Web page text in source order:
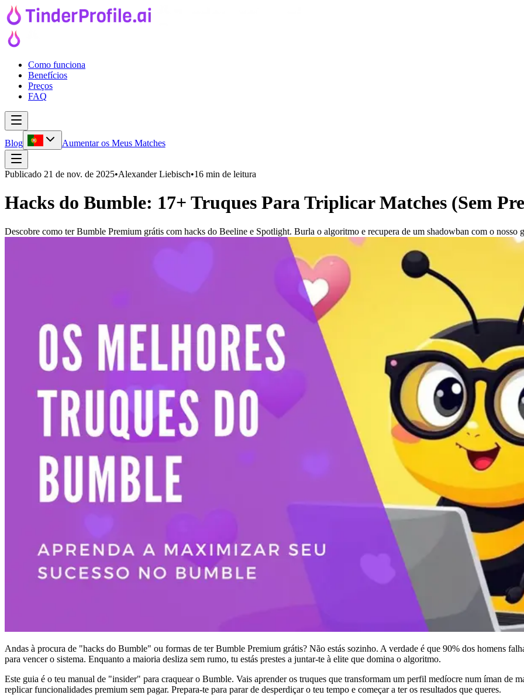
Como funciona
Benefícios
Preços
FAQ
Blog Aumentar os Meus Matches
Publicado 21 de nov. de 2025•Alexander Liebisch•16 min de leitura
Hacks do Bumble: 17+ Truques Para Triplicar Matches (Sem
Descobre como ter Bumble Premium grátis com hacks do Beeline e Spotlight. Burla o algoritmo e recupera de um shadowban com o nosso
Andas à procura de "hacks do Bumble" ou formas de ter Bumble Premium grátis? Não estás sozinho. A verdade é que 90% dos homens
para vencer o sistema. Enquanto a maioria desliza sem rumo, tu estás prestes a juntar-te à elite que domina o algoritmo.
Este guia é o teu manual de "insider" para craquear o Bumble. Vais aprender os truques que transformam um perfil medíocre num íman de
replicar funcionalidades premium sem pagar. Prepara-te para parar de desperdiçar o teu tempo e começar a ter os resultados que queres.